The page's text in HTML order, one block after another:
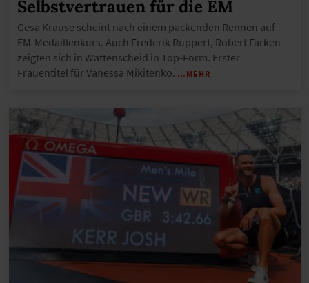
Selbstvertrauen für die EM
Gesa Krause scheint nach einem packenden Rennen auf
EM-Medaillenkurs. Auch Frederik Ruppert, Robert Farken
zeigten sich in Wattenscheid in Top-Form. Erster
Frauentitel für Vanessa Mikitenko. …MEHR